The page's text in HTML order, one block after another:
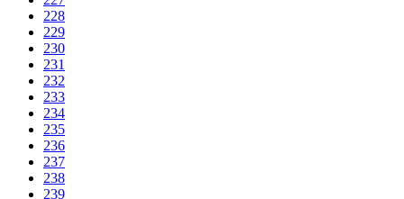
228
229
230
231
232
233
234
235
236
237
238
239